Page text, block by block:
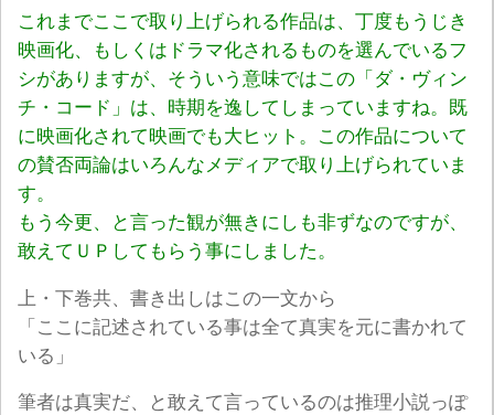
これまでここで取り上げられる作品は、丁度もうじき
映画化、もしくはドラマ化されるものを選んでいるフ
シがありますが、そういう意味ではこの「ダ・ヴィン
チ・コード」は、時期を逸してしまっていますね。既
に映画化されて映画でも大ヒット。この作品について
の賛否両論はいろんなメディアで取り上げられていま
す。
もう今更、と言った観が無きにしも非ずなのですが、
敢えてＵＰしてもらう事にしました。
上・下巻共、書き出しはこの一文から
「ここに記述されている事は全て真実を元に書かれて
いる」
筆者は真実だ、と敢えて言っているのは推理小説っぽ